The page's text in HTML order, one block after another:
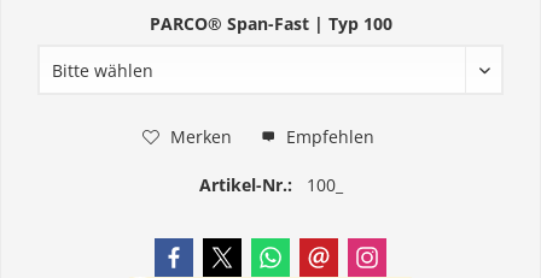
PARCO® Span-Fast | Typ 100
Merken Empfehlen
Artikel-Nr.: 100_